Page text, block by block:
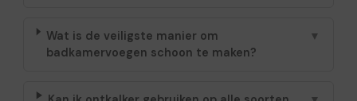
Wat is de veiligste manier om
badkamervoegen schoon te maken?
▼